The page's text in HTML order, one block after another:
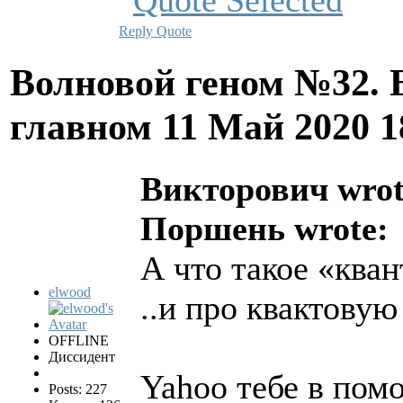
Reply Quote
Волновой геном №32.
главном 11 Май 2020
elwood
OFFLINE
Диссидент
Posts: 227
Викторович
Поршень wrote:
А что такое
..и про
Yahoo тебе в